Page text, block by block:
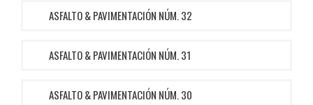
ASFALTO & PAVIMENTACIÓN NÚM. 32
ASFALTO & PAVIMENTACIÓN NÚM. 31
ASFALTO & PAVIMENTACIÓN NÚM. 30